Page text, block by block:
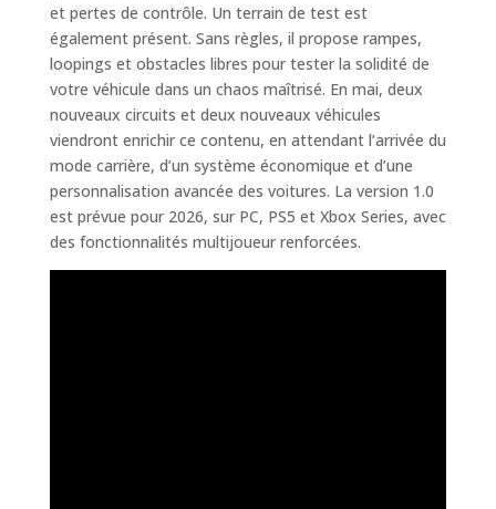
et pertes de contrôle. Un terrain de test est
également présent. Sans règles, il propose rampes,
loopings et obstacles libres pour tester la solidité de
votre véhicule dans un chaos maîtrisé. En mai, deux
nouveaux circuits et deux nouveaux véhicules
viendront enrichir ce contenu, en attendant l’arrivée du
mode carrière, d’un système économique et d’une
personnalisation avancée des voitures. La version 1.0
est prévue pour 2026, sur PC, PS5 et Xbox Series, avec
des fonctionnalités multijoueur renforcées.